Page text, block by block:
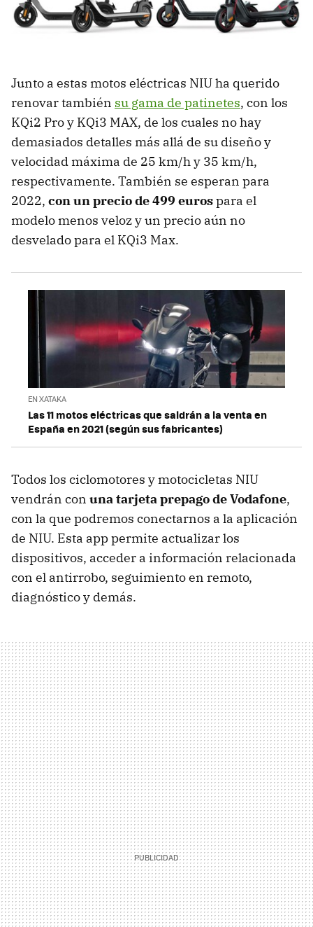
Junto a estas motos eléctricas NIU ha querido
renovar también su gama de patinetes, con los
KQi2 Pro y KQi3 MAX, de los cuales no hay
demasiados detalles más allá de su diseño y
velocidad máxima de 25 km/h y 35 km/h,
respectivamente. También se esperan para
2022, con un precio de 499 eurospara el
modelo menos veloz y un precio aún no
desvelado para el KQi3 Max.
EN XATAKA
Las 11 motos eléctricas que saldrán a la venta en
España en 2021 (según sus fabricantes)
Todos los ciclomotores y motocicletas NIU
vendrán con una tarjeta prepago de Vodafone,
con la que podremos conectarnos a la aplicación
de NIU. Esta app permite actualizar los
dispositivos, acceder a información relacionada
con el antirrobo, seguimiento en remoto,
diagnóstico y demás.